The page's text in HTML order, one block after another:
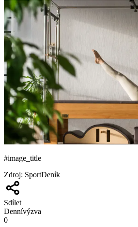
#image_title
Zdroj: SportDeník
Sdílet
Dennívýzva
0